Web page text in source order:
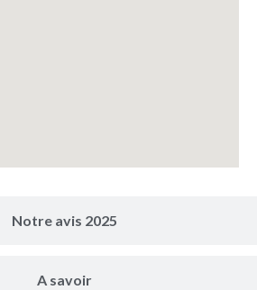
Notre avis 2025
A savoir